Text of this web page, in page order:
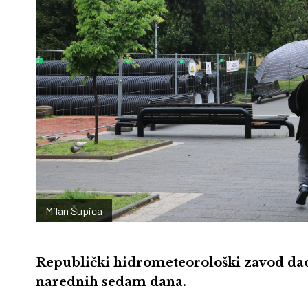
Milan Šupica
Republički hidrometeorološki zavod
narednih sedam dana.